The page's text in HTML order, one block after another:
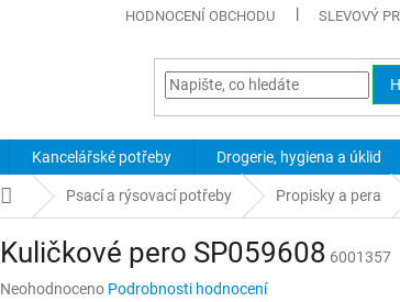
HODNOCENÍ OBCHODU SLEVOVÝ
Kancelářské potřeby Drogerie, hygiena a úklid
Domů Psací a rýsovací potřeby Propisky a pera
Kuličkové pero SP059608 6001357
Průměrné
Neohodnoceno Podrobnosti hodnocení